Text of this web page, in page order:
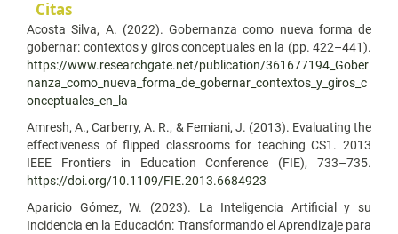
Citas
Acosta Silva, A. (2022). Gobernanza como nueva forma de
gobernar: contextos y giros conceptuales en la (pp. 422–441).
https://www.researchgate.net/publication/361677194_Gober
nanza_como_nueva_forma_de_gobernar_contextos_y_giros_c
onceptuales_en_la
Amresh, A., Carberry, A. R., & Femiani, J. (2013). Evaluating the
effectiveness of flipped classrooms for teaching CS1. 2013
IEEE Frontiers in Education Conference (FIE), 733–735.
https://doi.org/10.1109/FIE.2013.6684923
Aparicio Gómez, W. (2023). La Inteligencia Artificial y su
Incidencia en la Educación: Transformando el Aprendizaje para